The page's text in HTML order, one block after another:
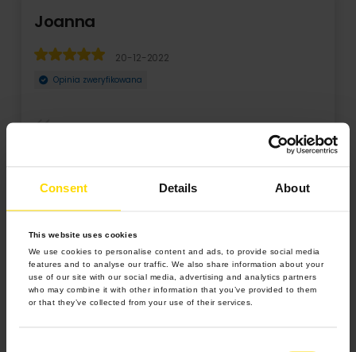
Consent Details About
This website uses cookies
We use cookies to personalise content and ads, to provide social media
features and to analyse our traffic. We also share information about your
use of our site with our social media, advertising and analytics partners
who may combine it with other information that you’ve provided to them
or that they’ve collected from your use of their services.
Joanna
20-12-2022
Opinia zweryfikowana
Jestem bardzo zadowolona, fotoobraz robi wrażenie,
Rozwiń
5.0 z 5.0